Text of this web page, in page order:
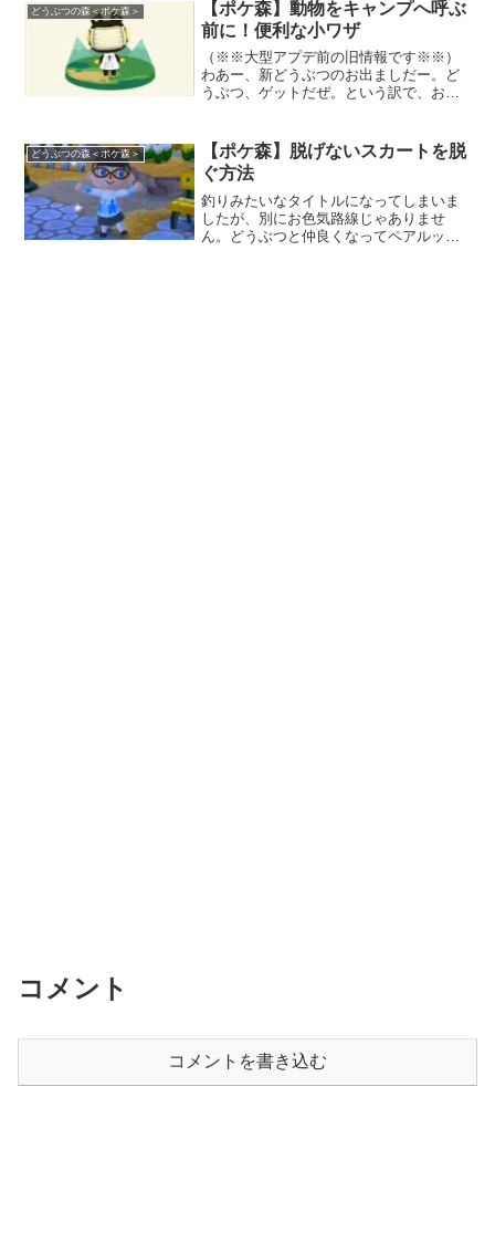
子も性癖なので、問題あ...
どうぶつの森＜ポケ森＞
【ポケ森】動物をキャンプへ呼ぶ
前に！便利な小ワザ
（※※大型アプデ前の旧情報です※※）
わあー、新どうぶつのお出ましだー。ど
うぶつ、ゲットだぜ。という訳で、おニ
プ誘導、ちょっと待った！ただ呼ぶだけ
じゃ、もったいない。仲良...
どうぶつの森＜ポケ森＞
【ポケ森】脱げないスカートを脱
ぐ方法
釣りみたいなタイトルになってしまいま
したが、別にお色気路線じゃありませ
ん。どうぶつと仲良くなってペアルック
コメント
コメントを書き込む